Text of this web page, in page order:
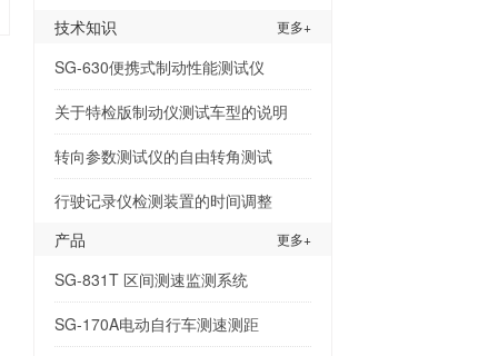
技术知识
更多+
SG-630便携式制动性能测试仪
关于特检版制动仪测试车型的说明
转向参数测试仪的自由转角测试
行驶记录仪检测装置的时间调整
产品
更多+
SG-831T 区间测速监测系统
SG-170A电动自行车测速测距